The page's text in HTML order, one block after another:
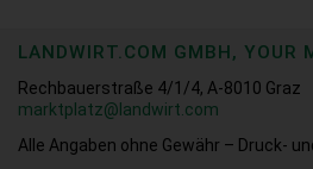
LANDWIRT.COM GMBH, YOUR
Rechbauerstraße 4/1/4, A-8010 Graz
marktplatz@landwirt.com
Alle Angaben ohne Gewähr – Druck-